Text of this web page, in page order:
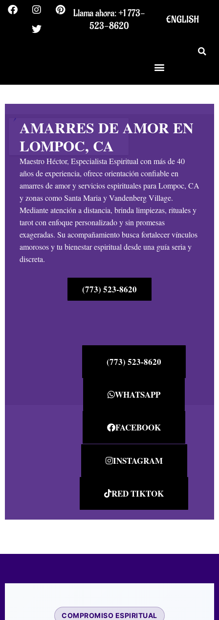
contenido
F
a
I
n
s
t
m
P
i
t
T
w
i
t
Llama ahora: +1 773-
523-8620
ENGLISH
AMARRES DE AMOR EN
LOMPOC, CA
Maestro Héctor, Especialista Espiritual con más de 40
años de experiencia, ofrece orientación confiable en
amarres de amor y servicios espirituales para Lompoc, CA
y zonas como Santa Maria y Vandenberg Village.
Mediante atención a distancia, brinda limpiezas, rituales y
tarot con enfoque personalizado y sin promesas
exageradas. Su acompañamiento busca fortalecer vínculos
amorosos y tu bienestar espiritual desde una guía seria y
discreta.
(773) 523-8620
(773) 523-8620
WHATSAPP
FACEBOOK
INSTAGRAM
RED TIKTOK
COMPROMISO ESPIRITUAL